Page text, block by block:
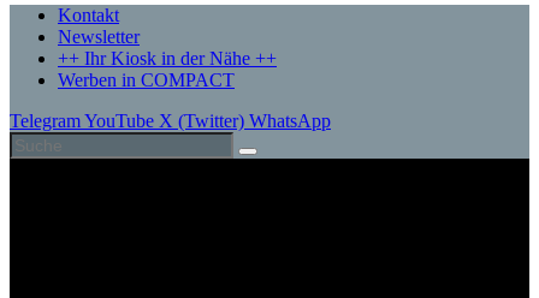
Kontakt
Newsletter
++ Ihr Kiosk in der Nähe ++
Werben in COMPACT
TelegramYouTube X (Twitter) WhatsApp